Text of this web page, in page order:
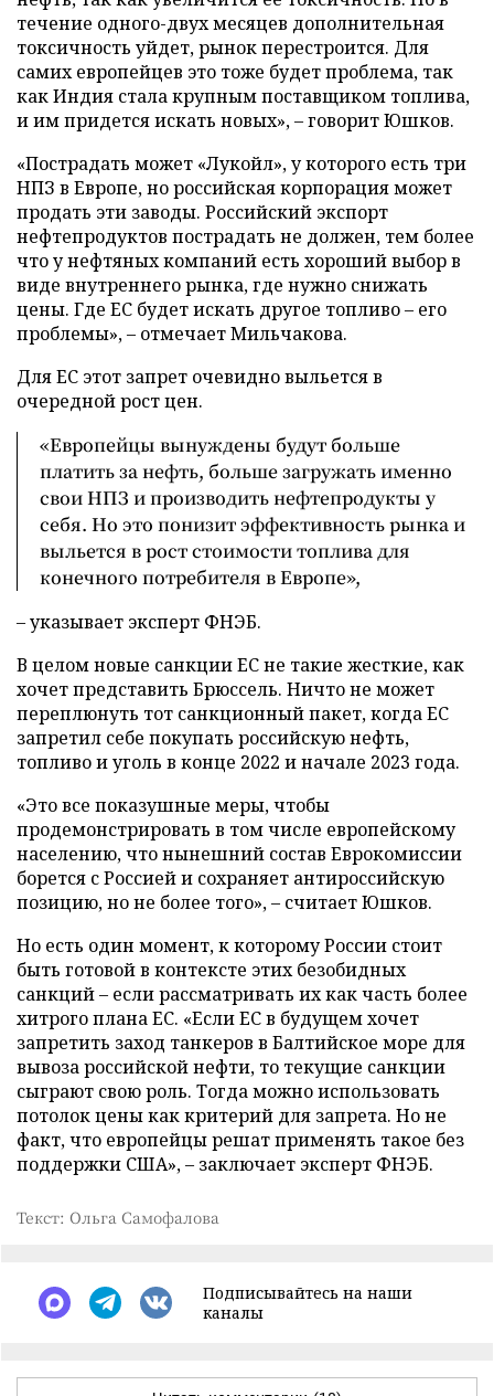
течение одного-двух месяцев дополнительная
токсичность уйдет, рынок перестроится. Для
самих европейцев это тоже будет проблема, так
как Индия стала крупным поставщиком топлива,
и им придется искать новых», – говорит Юшков.
«Пострадать может «Лукойл», у которого есть три
НПЗ в Европе, но российская корпорация может
продать эти заводы. Российский экспорт
нефтепродуктов пострадать не должен, тем более
что у нефтяных компаний есть хороший выбор в
виде внутреннего рынка, где нужно снижать
цены. Где ЕС будет искать другое топливо – его
проблемы», – отмечает Мильчакова.
Для ЕС этот запрет очевидно выльется в
очередной рост цен.
«Европейцы вынуждены будут больше
платить за нефть, больше загружать именно
свои НПЗ и производить нефтепродукты у
себя. Но это понизит эффективность рынка и
выльется в рост стоимости топлива для
конечного потребителя в Европе»,
– указывает эксперт ФНЭБ.
В целом новые санкции ЕС не такие жесткие, как
хочет представить Брюссель. Ничто не может
переплюнуть тот санкционный пакет, когда ЕС
запретил себе покупать российскую нефть,
топливо и уголь в конце 2022 и начале 2023 года.
«Это все показушные меры, чтобы
продемонстрировать в том числе европейскому
населению, что нынешний состав Еврокомиссии
борется с Россией и сохраняет антироссийскую
позицию, но не более того», – считает Юшков.
Но есть один момент, к которому России стоит
быть готовой в контексте этих безобидных
санкций – если рассматривать их как часть более
хитрого плана ЕС. «Если ЕС в будущем хочет
запретить заход танкеров в Балтийское море для
вывоза российской нефти, то текущие санкции
сыграют свою роль. Тогда можно использовать
потолок цены как критерий для запрета. Но не
факт, что европейцы решат применять такое без
поддержки США», – заключает эксперт ФНЭБ.
Текст: Ольга Самофалова
Подписывайтесь на наши
каналы